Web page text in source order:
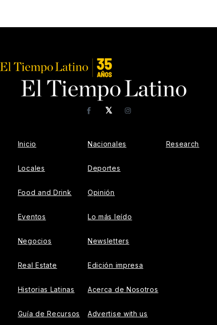
𝕏
FacebookInstagram
Inicio
Locales
Food and Drink
Eventos
Negocios
Real Estate
Historias Latinas
Guía de Recursos
Nacionales
Deportes
Opinión
Lo más leído
Newsletters
Edición impresa
Acerca de Nosotros
Advertise with us
Research